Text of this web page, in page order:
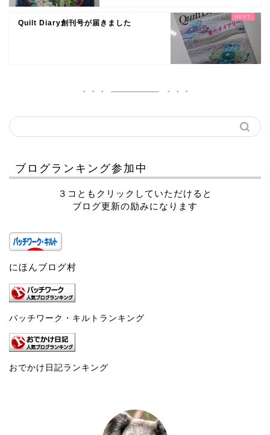
Quilt Diary創刊号が届きました
ブログランキング参加中
３コともクリックしていただけると
ブログ更新の励みになります
にほんブログ村
パッチワーク・キルトランキング
おでかけ日記ランキング